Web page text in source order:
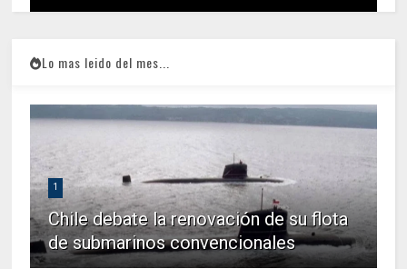
Lo mas leido del mes...
1
Chile debate la renovación de su flota
de submarinos convencionales